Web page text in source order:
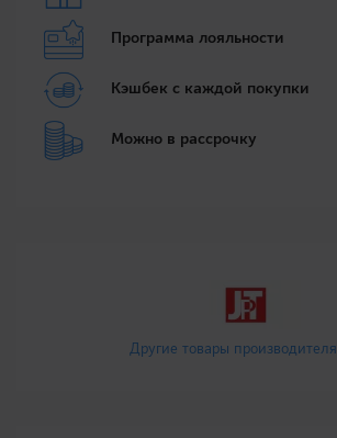
Программа лояльности
Кэшбек с каждой покупки
Можно в рассрочку
Другие товары производителя